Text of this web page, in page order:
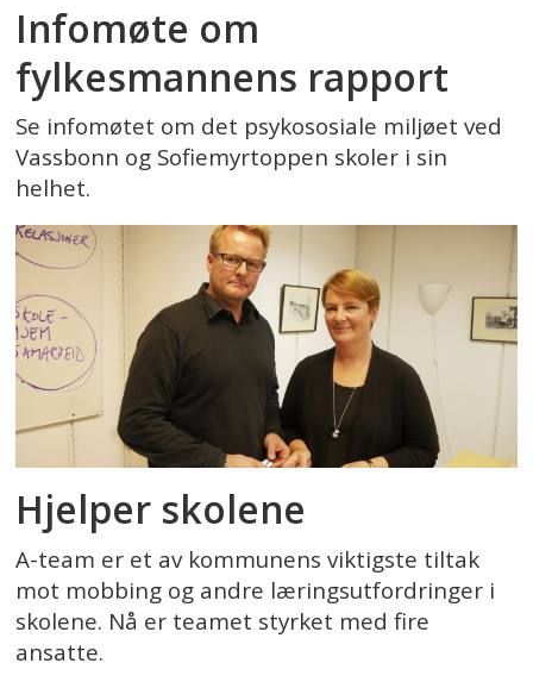
Infomøte om
fylkesmannens rapport
Se infomøtet om det psykososiale miljøet ved
Vassbonn og Sofiemyrtoppen skoler i sin
helhet.
Hjelper skolene
A-team er et av kommunens viktigste tiltak
mot mobbing og andre læringsutfordringer i
skolene. Nå er teamet styrket med fire
ansatte.